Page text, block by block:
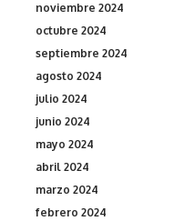
noviembre 2024
octubre 2024
septiembre 2024
agosto 2024
julio 2024
junio 2024
mayo 2024
abril 2024
marzo 2024
febrero 2024